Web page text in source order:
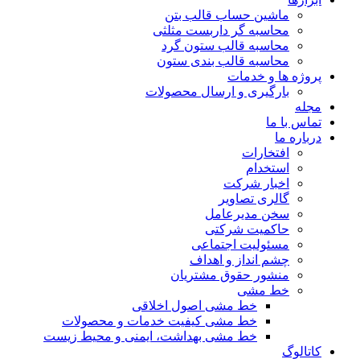
ماشین حساب قالب بتن
محاسبه گر داربست مثلثی
محاسبه قالب ستون گرد
محاسبه قالب بندی ستون
پروژه ها و خدمات
بارگیری و ارسال محصولات
مجله
تماس با ما
درباره ما
افتخارات
استخدام
اخبار شرکت
گالری تصاویر
سخن مدیرعامل
حاکمیت شرکتی
مسئولیت اجتماعی
چشم انداز و اهداف
منشور حقوق مشتریان
خط مشی
خط مشی اصول اخلاقی
خط مشی کیفیت خدمات و محصولات
خط مشی بهداشت، ایمنی و محیط زیست
کاتالوگ